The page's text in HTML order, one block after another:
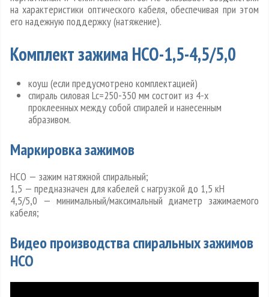
на характеристики оптического кабеля, обеспечивая при этом
его надежную поддержку (натяжение).
Комплект зажима НСО-1,5-4,5/5,0
коуш (если предусмотрено комплектацией)
спираль силовая Lc=250-350 мм состоит из 4-х
проклеенных между собой спиралей и нанесенным
абразивом.
Маркировка зажимов
НСО — зажим натяжной спиральный;
1,5 — предназначен для кабелей с нагрузкой до 1,5 кН
4,5/5,0 — минимальный/максимальный диаметр зажимаемого
кабеля;
Видео производства спиральных зажимов
НСО